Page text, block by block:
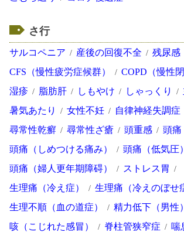
さ行
サルコペニア 産後の回復不全
残尿感
CFS（慢性疲労症候群）
COPD（慢性
湿疹
脂肪肝 しもやけ しゃっくり
暑気あたり
女性不妊 自律神経失調症
尋常性乾癬
尋常性ざ瘡 頭重感
頭痛
頭痛（しめつける痛み）
頭痛（低気圧）
頭痛（婦人更年期障碍）
ストレス胃
生理痛（冷え症）
生理痛（冷えのぼせ
生理不順（血の道症）
精力低下（男性）
咳（こじれた感冒）
脊柱管狭窄症
喘